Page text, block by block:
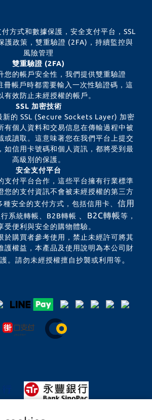
方式和數據保護，安全支付平台，SSL
護政策，雙重驗證 (2FA)，持續監控與
風險管理
雙重驗證 (2FA)
您的帳戶安全性，我們提供雙重驗證
冊帳戶時都需要輸入一次性驗證碼，這
有效防止未經授權的帳戶。
SSL 加密技術
新的 SSL (Secure Sockets Layer) 加密
有個人資料和交易信息在傳輸過程中被
或讀取。這意味著您在我們平台上提交
如信用卡號碼和個人資訊，都將受到最
高級別的保護。
安全支付平台
支付平台合作，這些平台擁有行業標準
您的支付資訊不會被未經授權的第三方
安全的支付方式，包括信用卡、 信用
系統轉帳、B2B轉帳 、B2C轉帳等，
受便利與安全的購物體驗。
於購買者參考使用，禁止未經許可將其
護權益，本產品及使用說明為本公司財
。請勿未經授權擅自抄襲或利用等。